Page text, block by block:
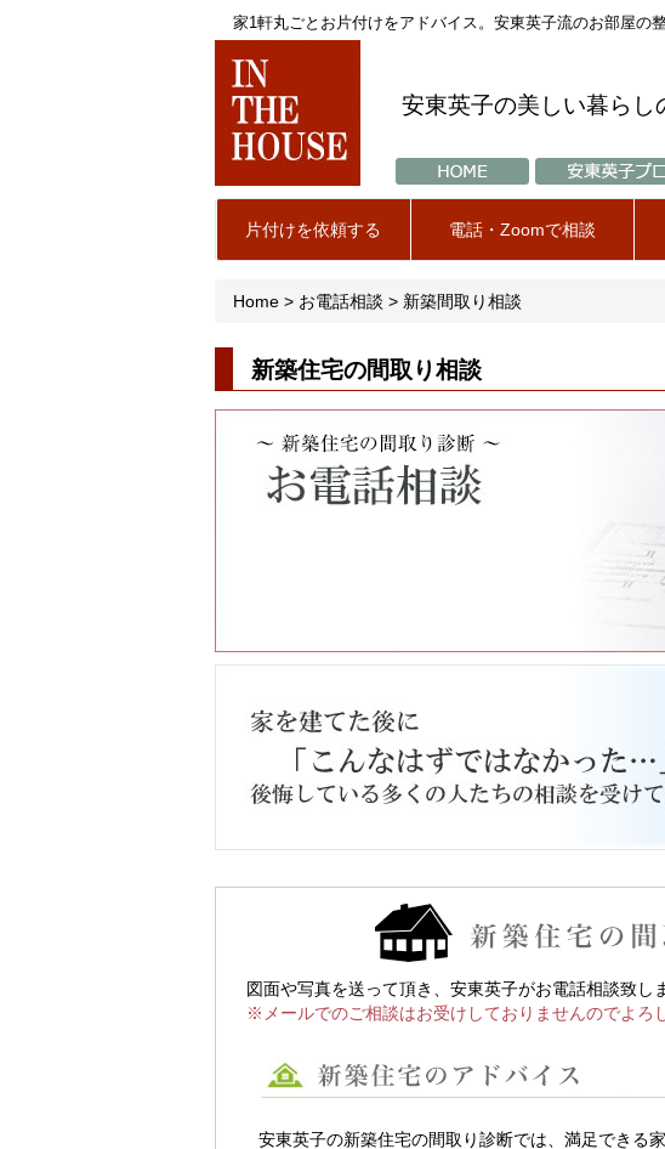
家1軒丸ごとお片付けをアドバイス。安東英子流のお部屋の
安東英子の美しい暮らし
片付けを依頼する 電話・Zoomで相談
Home > お電話相談 > 新築間取り相談
新築住宅の間取り相談
図面や写真を送って頂き、安東英子がお電話相談致し
※メールでのご相談はお受けしておりませんのでよろ
安東英子の新築住宅の間取り診断では、満足できる